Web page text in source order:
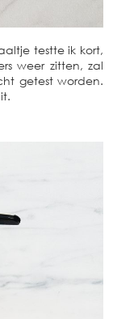
testte ik kort,
weer zitten, zal
getest worden.